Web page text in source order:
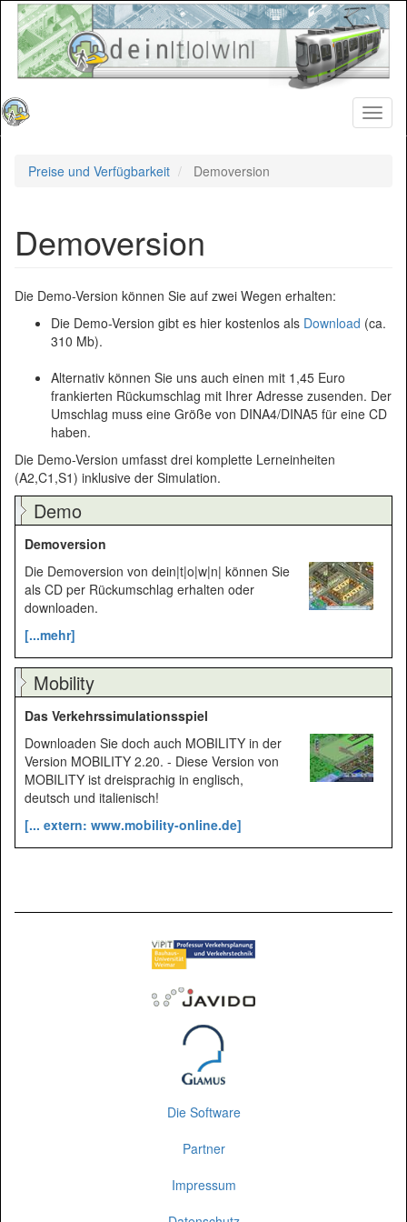
Direkt
zum
Inhalt
Preise und Verfügbarkeit Demoversion
Demoversion
Die Demo-Version können Sie auf zwei Wegen erhalten:
Die Demo-Version gibt es hier kostenlos als Download (ca.
310 Mb).
Alternativ können Sie uns auch einen mit 1,45 Euro
frankierten Rückumschlag mit Ihrer Adresse zusenden. Der
Umschlag muss eine Größe von DINA4/DINA5 für eine CD
haben.
Die Demo-Version umfasst drei komplette Lerneinheiten
(A2,C1,S1) inklusive der Simulation.
Demo
Demoversion
Die Demoversion von dein|t|o|w|n| können Sie
als CD per Rückumschlag erhalten oder
downloaden.
[...mehr]
Mobility
Das Verkehrssimulations­spiel
Downloaden Sie doch auch MOBILITY in der
Version MOBILITY 2.20. - Diese Version von
MOBILITY ist dreisprachig in englisch,
deutsch und italienisch!
[... extern: www.mobility-online.de]
Die Software
Partner
Impressum